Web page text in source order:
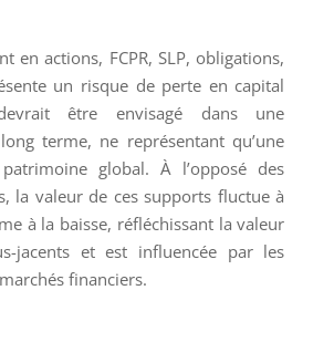
en actions, FCPR, SLP, obligations,
un risque de perte en capital
être envisagé dans une
terme, ne représentant qu’une
global. À l’opposé des
la valeur de ces supports fluctue à
à la baisse, réfléchissant la valeur
jacents et est influencée par les
financiers.